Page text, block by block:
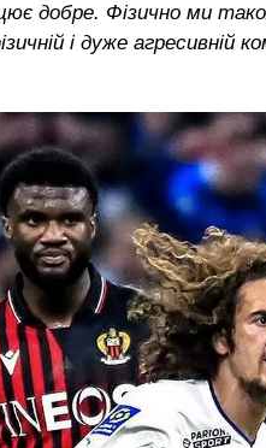
добре. Фізично ми
і дуже агресивній